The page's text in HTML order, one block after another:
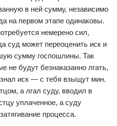
в ней сумму, независимо
на первом этапе одинаковы.
немерено сил,
суд может переоценить иск и
сумму госпошлины. Так
не будут безнаказанно лгать,
иск — с тебя взыщут мин.
а лгал суду, вводил в
уплаченное, а суду
процесса.